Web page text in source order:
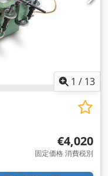
1 / 13
€4,020
固定価格 消費税別